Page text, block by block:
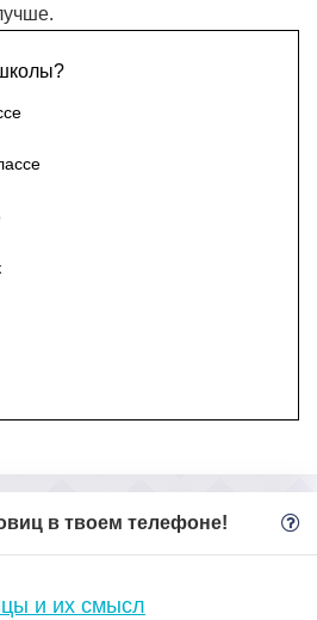
в твоем телефоне!
и их смысл